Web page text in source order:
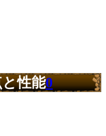
性能0